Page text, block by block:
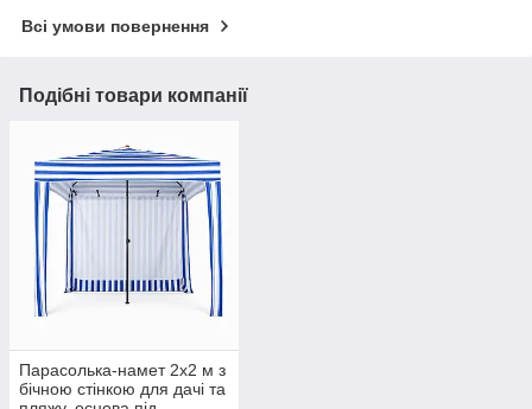
Всі умови повернення
Подібні товари компанії
Парасолька-намет 2х2 м з
бічною стінкою для дачі та